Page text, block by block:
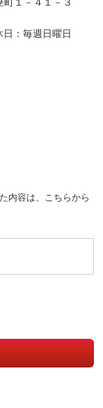
１－４１－３
：毎週日曜日
内容は、 こちらから